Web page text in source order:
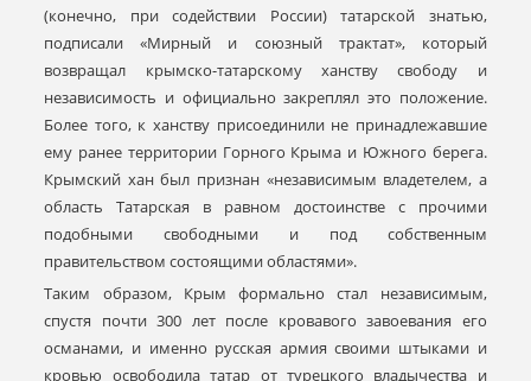
(конечно, при содействии России) татарской знатью,
подписали «Мирный и союзный трактат», который
возвращал крымско-татарскому ханству свободу и
независимость и официально закреплял это положение.
Более того, к ханству присоединили не принадлежавшие
ему ранее территории Горного Крыма и Южного берега.
Крымский хан был признан «независимым владетелем, а
область Татарская в равном достоинстве с прочими
подобными свободными и под собственным
правительством состоящими областями».
Таким образом, Крым формально стал независимым,
спустя почти 300 лет после кровавого завоевания его
османами, и именно русская армия своими штыками и
кровью освободила татар от турецкого владычества и